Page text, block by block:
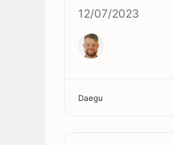
12/07/2023
Daegu